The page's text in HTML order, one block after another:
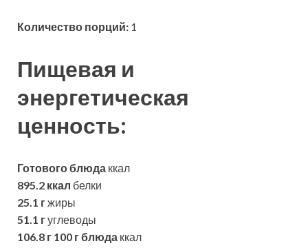
Количество порций: 1
Пищевая и
энергетическая
ценность:
Готового блюда ккал
895.2 ккал белки
25.1 гжиры
51.1 гуглеводы
106.8 г 100 г блюда ккал